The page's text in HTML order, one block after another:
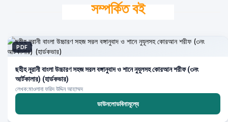
সম্পর্কিত বই
PDF
ছহীহ নূরানী বাংলা উচ্চারণ সহজ সরল বঙ্গানুবাদ ও শানে নুযূলসহ কোরআন শরীফ (৩নং
আর্টকালার) (হার্ডকভার)
লেখক:মাওলানা ফরিদ উদ্দিন আহাম্মদ
ডাউনলোডবিনামূল্যে